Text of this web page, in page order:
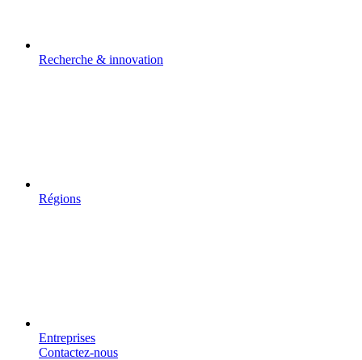
Recherche & innovation
Régions
Entreprises
Contactez-nous